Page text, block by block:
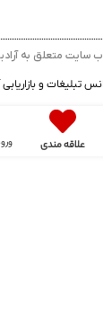
به آرادبوک می
و بازاریابی آنلاین
مندی
ورود و عضویت